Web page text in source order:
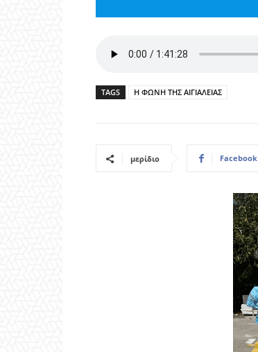
TAGS Η ΦΩΝΗ ΤΗΣ ΑΙΓΙΑΛΕΙΑΣ
μερίδιο Facebook